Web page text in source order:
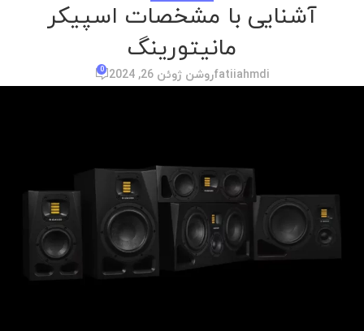
آشنایی با مشخصات اسپیکر
مانیتورینگ
fatiiahmdiروشن ژوئن 26, 2024 0